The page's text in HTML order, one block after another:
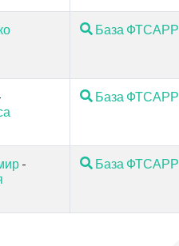
База ФТСАРР
База ФТСАРР
-
База ФТСАРР